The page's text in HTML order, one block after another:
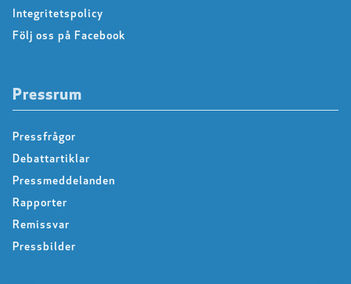
Integritetspolicy
Följ oss på Facebook
Pressrum
Pressfrågor
Debattartiklar
Pressmeddelanden
Rapporter
Remissvar
Pressbilder